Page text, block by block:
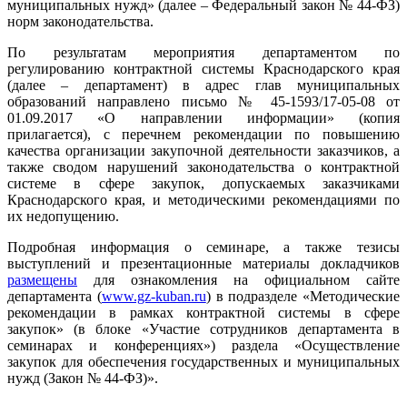
муниципальных нужд» (далее – Федеральный закон № 44-ФЗ)
норм законодательства.
По результатам мероприятия департаментом по
регулированию контрактной системы Краснодарского края
(далее – департамент) в адрес глав муниципальных
образований направлено письмо № 45-1593/17-05-08 от
01.09.2017 «О направлении информации» (копия
прилагается), с перечнем рекомендации по повышению
качества организации закупочной деятельности заказчиков, а
также сводом нарушений законодательства о контрактной
системе в сфере закупок, допускаемых заказчиками
Краснодарского края, и методическими рекомендациями по
их недопущению.
Подробная информация о семинаре, а также тезисы
выступлений и презентационные материалы докладчиков
размещены для ознакомления на официальном сайте
департамента (www.gz-kuban.ru) в подразделе «Методические
рекомендации в рамках контрактной системы в сфере
закупок» (в блоке «Участие сотрудников департамента в
семинарах и конференциях») раздела «Осуществление
закупок для обеспечения государственных и муниципальных
нужд (Закон № 44-ФЗ)».